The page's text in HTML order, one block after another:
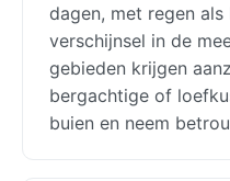
dagen, met regen
verschijnsel in de
gebieden krijgen
bergachtige of
buien en neem